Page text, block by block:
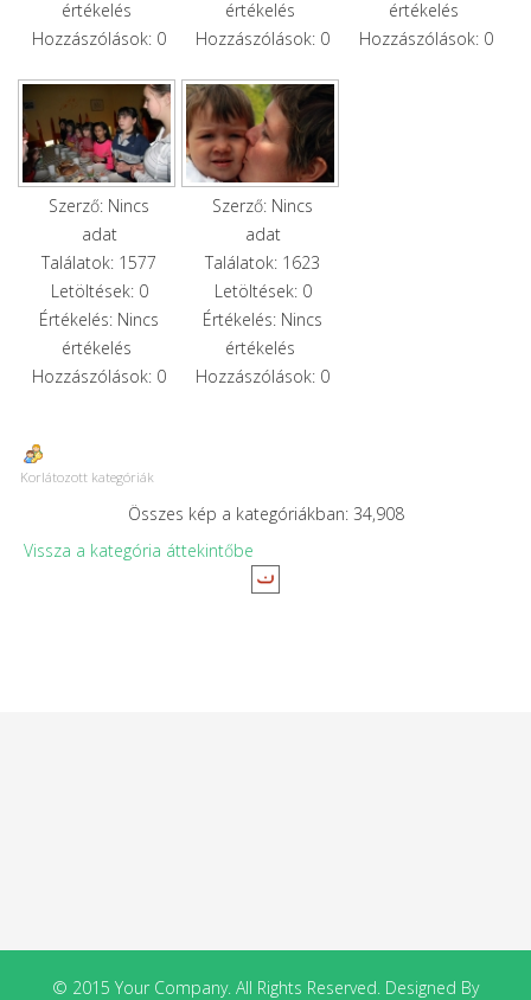
értékelés
Hozzászólások: 0
értékelés
Hozzászólások: 0
értékelés
Hozzászólások: 0
Szerző: Nincs
adat
Találatok: 1577
Letöltések: 0
Értékelés: Nincs
értékelés
Hozzászólások: 0
Szerző: Nincs
adat
Találatok: 1623
Letöltések: 0
Értékelés: Nincs
értékelés
Hozzászólások: 0
Korlátozott kategóriák
Összes kép a kategóriákban: 34,908
Vissza a kategória áttekintőbe
© 2015 Your Company. All Rights Reserved. Designed By